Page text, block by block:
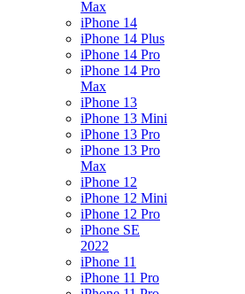
Max
iPhone 14
iPhone 14 Plus
iPhone 14 Pro
iPhone 14 Pro
Max
iPhone 13
iPhone 13 Mini
iPhone 13 Pro
iPhone 13 Pro
Max
iPhone 12
iPhone 12 Mini
iPhone 12 Pro
iPhone SE
2022
iPhone 11
iPhone 11 Pro